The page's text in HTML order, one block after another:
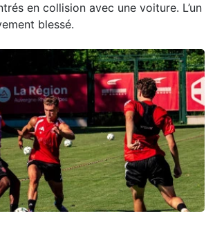
en collision avec une voiture. L’un
blessé.